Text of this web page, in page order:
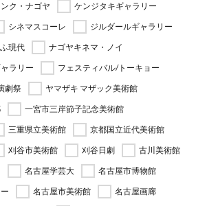
ク・ナゴヤ
ケンジタキギャラリー
シネマスコーレ
ジルダールギャラリー
現代
ナゴヤキネマ・ノイ
ラリー
フェスティバル/トーキョー
劇祭
ヤマザキ マザック美術館
一宮市三岸節子記念美術館
三重県立美術館
京都国立近代美術館
刈谷市美術館 刈谷日劇
古川美術館
名古屋学芸大
名古屋市博物館
名古屋市美術館
名古屋画廊